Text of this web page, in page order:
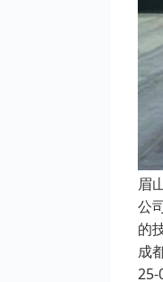
眉
公
的
成
25-